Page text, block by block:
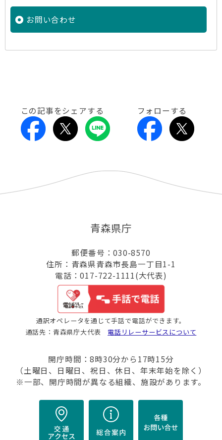
お問い合わせ
この記事をシェアする フォローする
青森県庁
郵便番号：030-8570
住所：青森県青森市長島一丁目1-1
電話：017-722-1111(大代表)
通訳オペレータを通じて手話で電話ができます。
通話先：青森県庁大代表 電話リレーサービスについて
開庁時間：8時30分から17時15分
（土曜日、日曜日、祝日、休日、年末年始を除く）
※一部、開庁時間が異なる組織、施設があります。